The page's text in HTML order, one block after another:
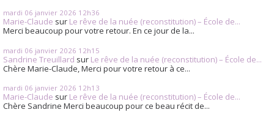
mardi 06 janvier 2026 12h36
Marie-Claude sur Le rêve de la nuée (reconstitution) – École de...
Merci beaucoup pour votre retour. En ce jour de la...
mardi 06 janvier 2026 12h15
Sandrine Treuillard sur Le rêve de la nuée (reconstitution) – École de...
Chère Marie-Claude, Merci pour votre retour à ce...
mardi 06 janvier 2026 12h13
Marie-Claude sur Le rêve de la nuée (reconstitution) – École de...
Chère Sandrine Merci beaucoup pour ce beau récit de...